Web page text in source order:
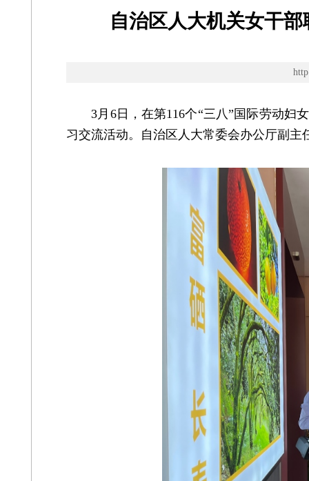
自治区人大机关女干
3月6日，在第116个“三八”国际劳动妇女
习交流活动。自治区人大常委会办公厅副